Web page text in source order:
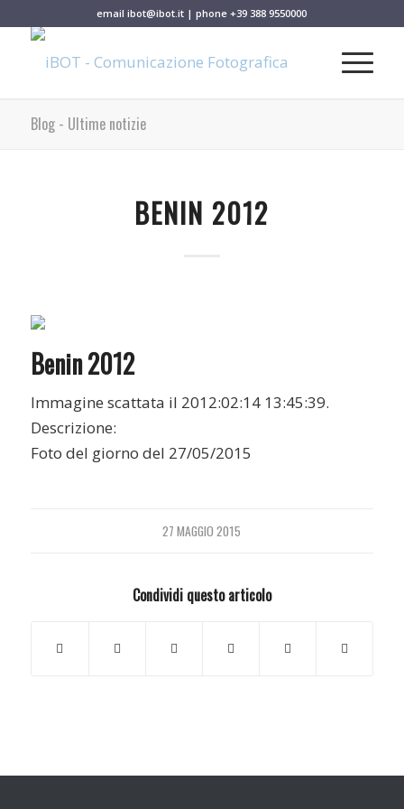
emailibot@ibot.it | phone+39 388 9550000
Blog - Ultime notizie
BENIN 2012
Benin 2012
Immagine scattata il 2012:02:14 13:45:39.
Descrizione:
Foto del giorno del 27/05/2015
27 MAGGIO 2015
Condividi questo articolo